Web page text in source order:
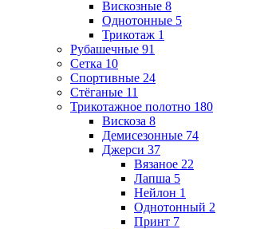
Вискозные 8
Однотонные 5
Трикотаж 1
Рубашечные 91
Сетка 10
Спортивные 24
Стёганые 11
Трикотажное полотно 180
Вискоза 8
Демисезонные 74
Джерси 37
Вязаное 22
Лапша 5
Нейлон 1
Однотонный 2
Принт 7